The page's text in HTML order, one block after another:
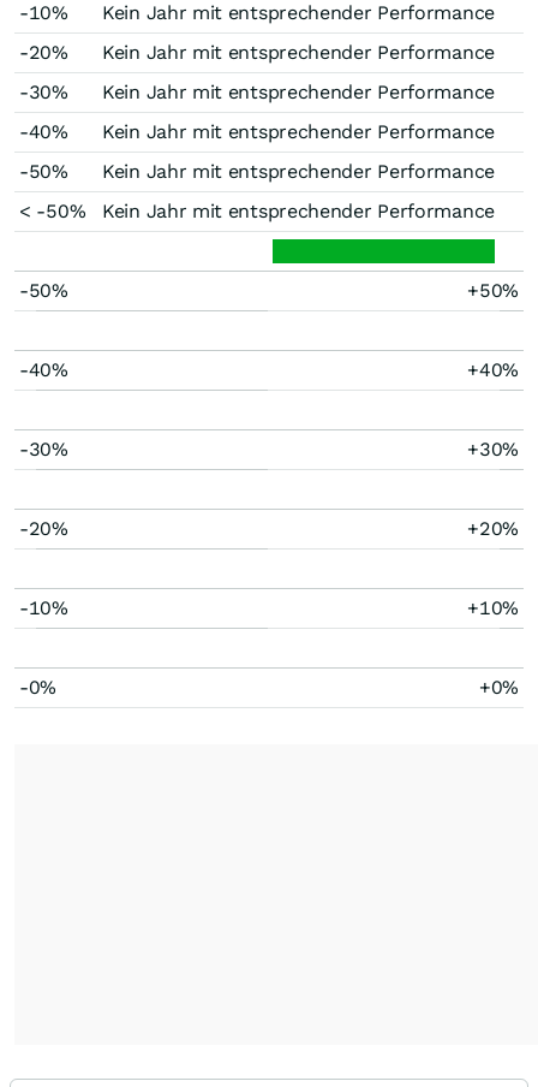
-10%
Kein Jahr mit entsprechender Performance
-20%
Kein Jahr mit entsprechender Performance
-30%
Kein Jahr mit entsprechender Performance
-40%
Kein Jahr mit entsprechender Performance
-50%
Kein Jahr mit entsprechender Performance
< -50%
Kein Jahr mit entsprechender Performance
-50% +50%
-40% +40%
-30% +30%
-20% +20%
-10% +10%
-0% +0%